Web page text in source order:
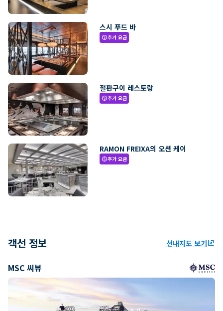
스시 푸드 바
paid추가 요금
철판구이 레스토랑
paid추가 요금
RAMON FREIXA의 오션 케이
paid추가 요금
객선 정보 선내지도 보기ungroup
MSC 씨뷰